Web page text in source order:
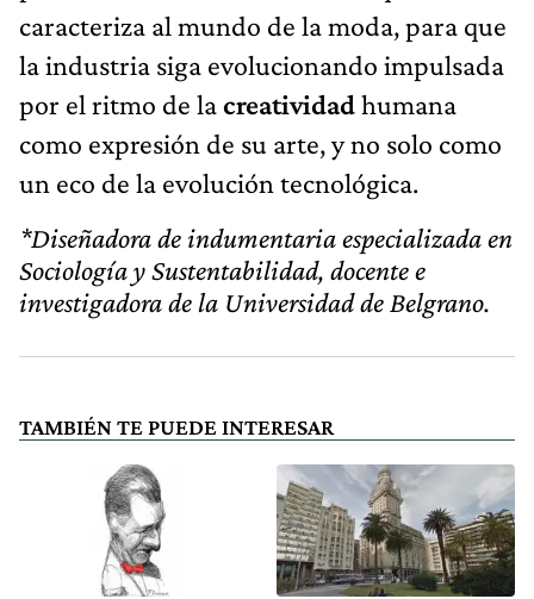
caracteriza al mundo de la moda, para que
la industria siga evolucionando impulsada
por el ritmo de lacreatividadhumana
como expresión de su arte, y no solo como
un eco de la evolución tecnológica.
*Diseñadora de indumentaria especializada en
Sociología y Sustentabilidad, docente e
investigadora de la Universidad de Belgrano.
TAMBIÉN TE PUEDE INTERESAR